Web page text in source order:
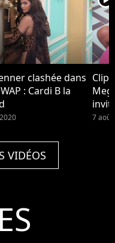
clashée dans
: Cardi B la
Clip
7 août
VIDÉOS